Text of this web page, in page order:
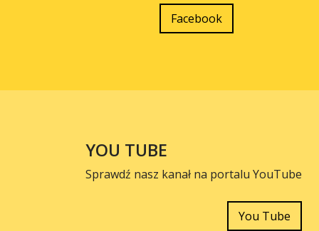
Facebook
YOU TUBE
Sprawdź nasz kanał na portalu YouTube
You Tube